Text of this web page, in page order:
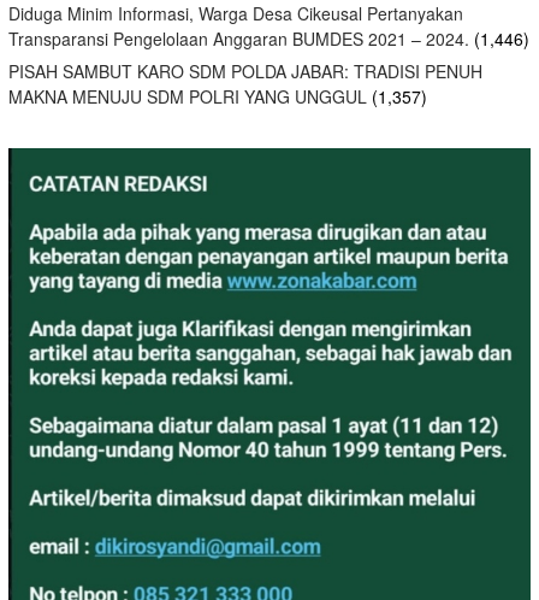
Diduga Minim Informasi, Warga Desa Cikeusal Pertanyakan
Transparansi Pengelolaan Anggaran BUMDES 2021 – 2024. (1,446)
PISAH SAMBUT KARO SDM POLDA JABAR: TRADISI PENUH
MAKNA MENUJU SDM POLRI YANG UNGGUL (1,357)